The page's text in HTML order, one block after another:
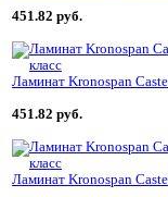
451.82 руб.
Ламинат Kronospan
451.82 руб.
Ламинат Kronospan